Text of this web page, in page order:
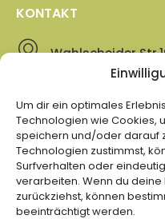
Um dir ein optimales
Technologien wie Cookies,
speichern und/oder darauf
Technologien zustimmst,
Surfverhalten oder
verarbeiten. Wenn du
zurückziehst, können
beeinträchtigt werden.
KONTAKT
Wahlscheider
+49 221 98 55
info@cgnscan.de